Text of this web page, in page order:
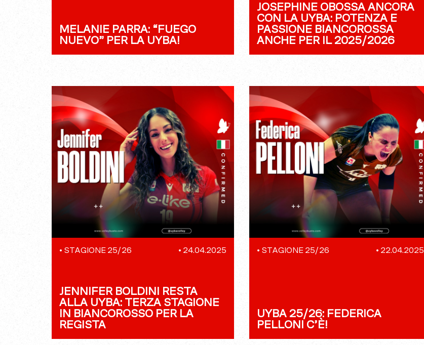
MELANIE PARRA: “FUEGO
NUEVO” PER LA UYBA!
JOSEPHINE OBOSSA ANCORA
CON LA UYBA: POTENZA E
PASSIONE BIANCOROSSA
ANCHE PER IL 2025/2026
• STAGIONE 25/26 • 24.04.2025
JENNIFER BOLDINI RESTA
ALLA UYBA: TERZA STAGIONE
IN BIANCOROSSO PER LA
REGISTA
• STAGIONE 25/26 • 22.04.2025
UYBA 25/26: FEDERICA
PELLONI C’È!